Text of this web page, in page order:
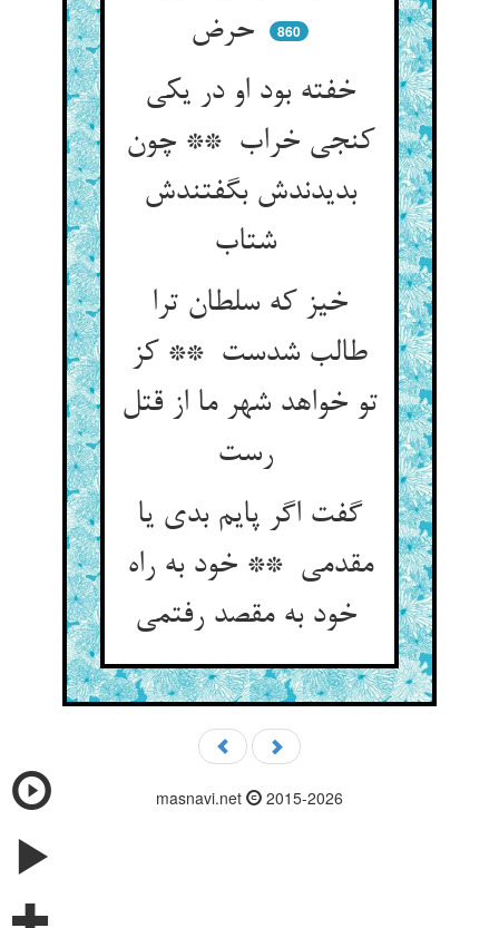
860
خفته بود او در یکی
کنجی خراب ** چون
بدیدندش بگفتندش
شتاب
خیز که سلطان ترا
طالب شدست ** کز
تو خواهد شهر ما از قتل
گفت اگر پایم بدی یا
مقدمی ** خود به راه
خود به مقصد رفتمی
masnavi.net 2015-2026